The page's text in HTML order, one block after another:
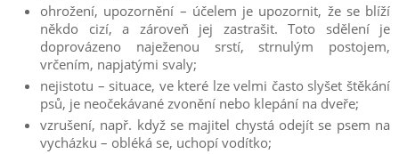
ohrožení, upozornění – účelem je upozornit, že se blíží
někdo cizí, a zároveň jej zastrašit. Toto sdělení je
doprovázeno naježenou srstí, strnulým postojem,
vrčením, napjatými svaly;
nejistotu – situace, ve které lze velmi často slyšet štěkání
psů, je neočekávané zvonění nebo klepání na dveře;
vzrušení, např. když se majitel chystá odejít se psem na
vycházku – obléká se, uchopí vodítko;